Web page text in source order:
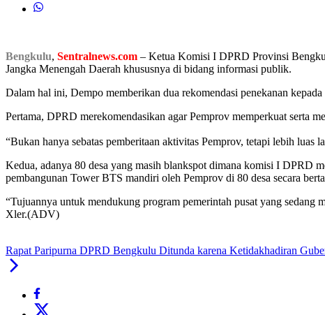
Bengkulu, Sentralnews.com – Ketua Komisi I DPRD Provinsi
Jangka Menengah Daerah khususnya di bidang informasi publik.
Dalam hal ini, Dempo memberikan dua rekomendasi penekanan
Pertama, DPRD merekomendasikan agar Pemprov memperkuat serta
“Bukan hanya sebatas pemberitaan aktivitas Pemprov, tetapi lebih
Kedua, adanya 80 desa yang masih blankspot dimana komisi I DPRD
pembangunan Tower BTS mandiri oleh Pemprov di 80 desa secara
“Tujuannya untuk mendukung program pemerintah pusat yang
Xler.(ADV)
Rapat Paripurna DPRD Bengkulu Ditunda karena Ketidakhadiran